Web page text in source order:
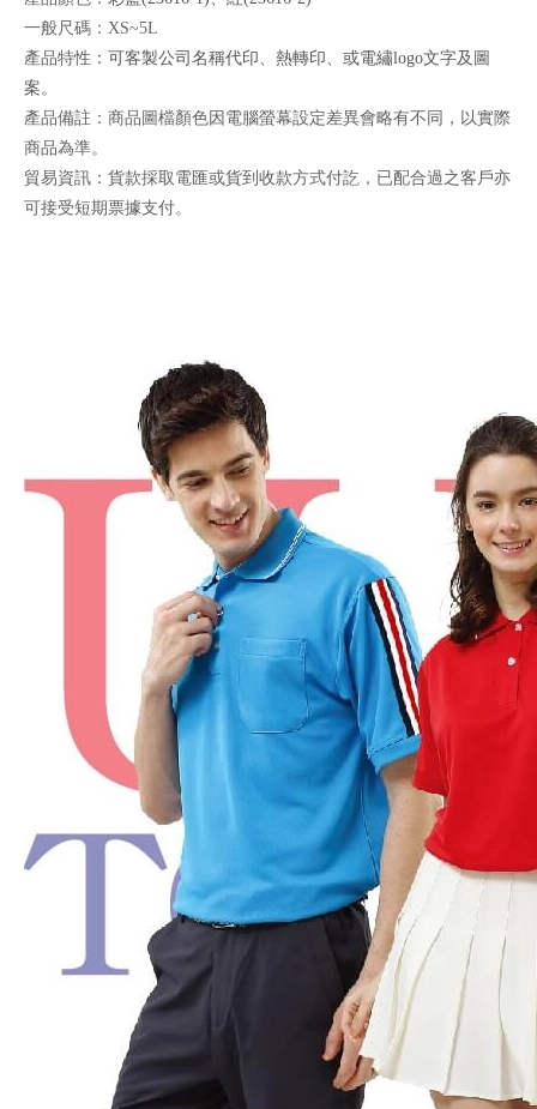
一般尺碼：XS~5L
產品特性 ： 可客製公司名稱代印、熱轉印、或電繡logo文字及圖
案。
產品備註：商品圖檔顏色因電腦螢幕設定差異會略有不同，以實際
商品為準。
貿易資訊：貨款採取電匯或貨到收款方式付訖，已配合過之客戶亦
可接受短期票據支付。